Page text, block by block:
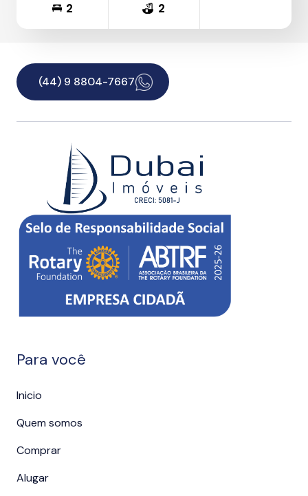
2 2
(44) 9 8804-7667
Para você
Inicio
Quem somos
Comprar
Alugar